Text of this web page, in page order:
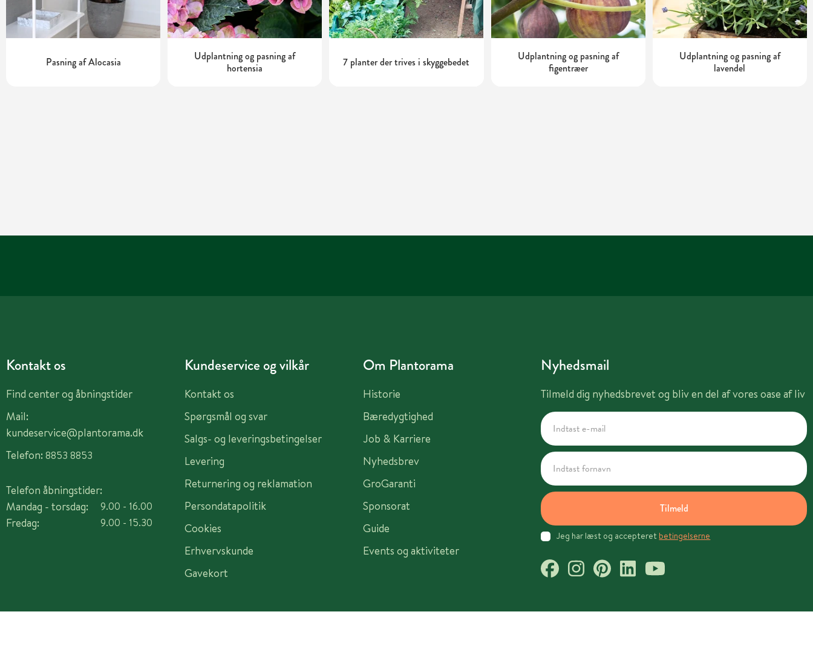
Pasning af Alocasia
Udplantning og pasning af
hortensia
7 planter der trives i skyggebedet
Udplantning og pasning af
figentræer
Udplantning og pasning af
lavendel
Kontakt os
Find center og åbningstider
Mail:
kundeservice@plantorama.dk
Telefon: 8853 8853
Telefon åbningstider:
Mandag - torsdag:
Fredag:
9.00 - 16.00
9.00 - 15.30
Kundeservice og vilkår
Kontakt os
Spørgsmål og svar
Salgs- og leveringsbetingelser
Levering
Returnering og reklamation
Persondatapolitik
Cookies
Erhvervskunde
Gavekort
Om Plantorama
Historie
Bæredygtighed
Job & Karriere
Nyhedsbrev
GroGaranti
Sponsorat
Guide
Events og aktiviteter
Nyhedsmail
Tilmeld dig nyhedsbrevet og bliv en del af vores oase af liv
Tilmeld
Jeg har læst og accepteret betingelserne